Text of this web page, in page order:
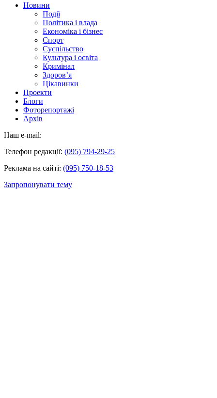
Новини
Події
Політика і влада
Економіка і бізнес
Спорт
Суспільство
Культура і освіта
Кримінал
Здоров’я
Цікавинки
Проекти
Блоги
Фоторепортажі
Архів
Наш e-mail:
Телефон редакції: (095) 794-29-25
Реклама на сайті: (095) 750-18-53
Запропонувати тему